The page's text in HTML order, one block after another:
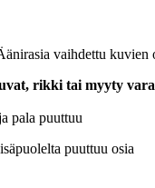
vaihdettu
rikki tai myyty
pala puuttuu
puuttuu osia